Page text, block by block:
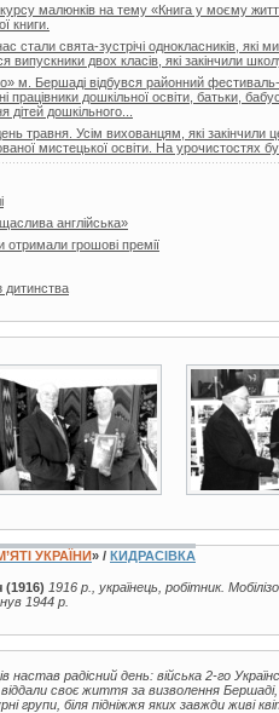
малюнків на тему «Книга у моєму
книги.
стали свята-зустрічі однокласників, які
випускники двох класів, які закінчили
м. Бершаді відбувся районний
дошкільної освіти, батьки,
дітей дошкільного...
травня. Усім вихованцям, які
мистецької освіти. На урочистостях
англійська»
грошові премії
дитинства
2 фото
УКРАЇНИ» / КИДРАСІВКА
1916 р., українець, робітник.
1944 р.
настав радісний день: війська 2-го
віддали своє життя за визволення
групи, біля підніжжя яких завжди живі